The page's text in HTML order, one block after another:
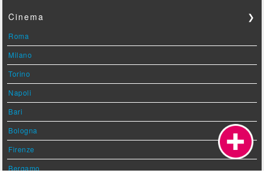
Cinema ❯
Roma
Milano
Torino
Napoli
Bari
Bologna
Firenze
Bergamo